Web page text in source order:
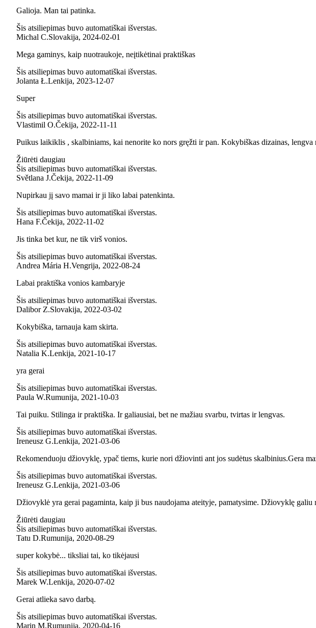
Galioja. Man tai patinka.
Šis atsiliepimas buvo automatiškai išverstas.
Michal C.Slovakija, 2024‑02‑01
Mega gaminys, kaip nuotraukoje, neįtikėtinai praktiškas
Šis atsiliepimas buvo automatiškai išverstas.
Jolanta Ł.Lenkija, 2023‑12‑07
Super
Šis atsiliepimas buvo automatiškai išverstas.
Vlastimil O.Čekija, 2022‑11‑11
Puikus laikiklis , skalbiniams, kai nenorite ko nors gręžti ir pan. Kokybiškas dizainas,
Žiūrėti daugiau
Šis atsiliepimas buvo automatiškai išverstas.
Světlana J.Čekija, 2022‑11‑09
Nupirkau jį savo mamai ir ji liko labai patenkinta.
Šis atsiliepimas buvo automatiškai išverstas.
Hana F.Čekija, 2022‑11‑02
Jis tinka bet kur, ne tik virš vonios.
Šis atsiliepimas buvo automatiškai išverstas.
Andrea Mária H.Vengrija, 2022‑08‑24
Labai praktiška vonios kambaryje
Šis atsiliepimas buvo automatiškai išverstas.
Dalibor Z.Slovakija, 2022‑03‑02
Kokybiška, tarnauja kam skirta.
Šis atsiliepimas buvo automatiškai išverstas.
Natalia K.Lenkija, 2021‑10‑17
yra gerai
Šis atsiliepimas buvo automatiškai išverstas.
Paula W.Rumunija, 2021‑10‑03
Tai puiku. Stilinga ir praktiška. Ir galiausiai, bet ne mažiau svarbu, tvirtas ir lengvas.
Šis atsiliepimas buvo automatiškai išverstas.
Ireneusz G.Lenkija, 2021‑03‑06
Rekomenduoju džiovyklę, ypač tiems, kurie nori džiovinti ant jos sudėtus skalbinius.Gera
Šis atsiliepimas buvo automatiškai išverstas.
Ireneusz G.Lenkija, 2021‑03‑06
Džiovyklė yra gerai pagaminta, kaip ji bus naudojama ateityje, pamatysime. Džiovyklę
Žiūrėti daugiau
Šis atsiliepimas buvo automatiškai išverstas.
Tatu D.Rumunija, 2020‑08‑29
super kokybė... tiksliai tai, ko tikėjausi
Šis atsiliepimas buvo automatiškai išverstas.
Marek W.Lenkija, 2020‑07‑02
Gerai atlieka savo darbą.
Šis atsiliepimas buvo automatiškai išverstas.
Marin M.Rumunija, 2020‑04‑16